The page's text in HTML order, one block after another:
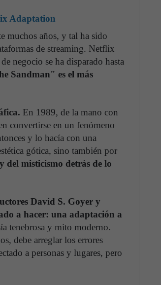
Adaptation
muchos años, y tal ha sido
de streaming. Netflix
negocio se ha disparado hasta
Sandman" es el más
En 1989, de la mano con
convertirse en un fenómeno
y lo hacía con una
gótica, sino también por
del misticismo detrás de lo
David S. Goyer y
a hacer: una adaptación a
tenebrosa y mito moderno.
debe arreglar los errores
a personas y lugares, pero